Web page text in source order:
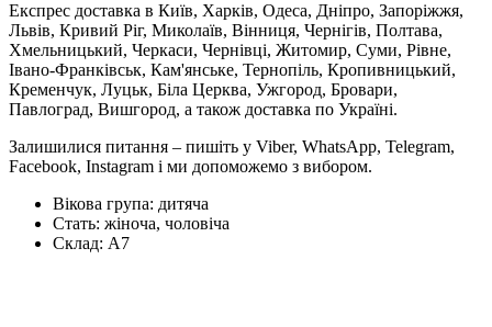
Експрес доставка в Київ, Харків, Одеса, Дніпро, Запоріжжя,
Львів, Кривий Ріг, Миколаїв, Вінниця, Чернігів, Полтава,
Хмельницький, Черкаси, Чернівці, Житомир, Суми, Рівне,
Івано-Франківськ, Кам'янське, Тернопіль, Кропивницький,
Кременчук, Луцьк, Біла Церква, Ужгород, Бровари,
Павлоград, Вишгород, а також доставка по Україні.
Залишилися питання – пишіть у Viber, WhatsApp, Telegram,
Facebook, Instagram і ми допоможемо з вибором.
Вікова група: дитяча
Стать: жіноча, чоловіча
Склад: А7